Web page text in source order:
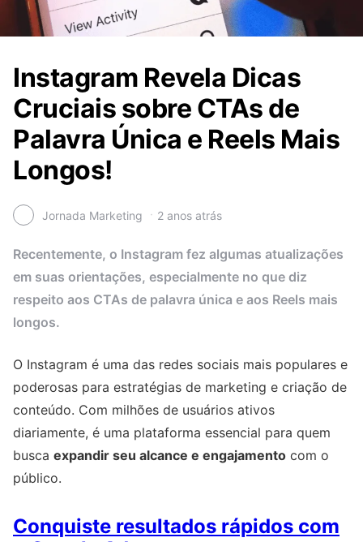
Instagram Revela Dicas
Cruciais sobre CTAs de
Palavra Única e Reels Mais
Longos!
Jornada Marketing 2 anos atrás
Recentemente, o Instagram fez algumas atualizações
em suas orientações, especialmente no que diz
respeito aos CTAs de palavra única e aos Reels mais
longos.
O Instagram é uma das redes sociais mais populares e
poderosas para estratégias de marketing e criação de
conteúdo. Com milhões de usuários ativos
diariamente, é uma plataforma essencial para quem
busca expandir seu alcance e engajamento com o
público.
Conquiste resultados rápidos com